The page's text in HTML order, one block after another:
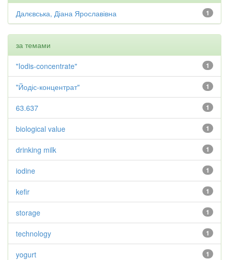
1
Далєвська, Діана Ярославівна
за темами
1
"Iodis-concentrate"
1
"Йодіс-концентрат"
1
63.637
1
biological value
1
drinking milk
1
iodine
1
kefir
1
storage
1
technology
1
yogurt